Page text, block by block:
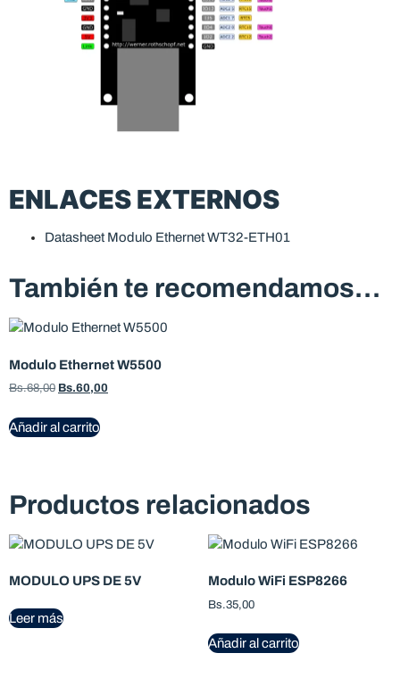
ENLACES EXTERNOS
Datasheet Modulo Ethernet WT32-ETH01
También te recomendamos…
Modulo Ethernet W5500
Bs.68,00 Bs.60,00
Añadir al carrito
Productos relacionados
MODULO UPS DE 5V
Leer más
Modulo WiFi ESP8266
Bs.35,00
Añadir al carrito